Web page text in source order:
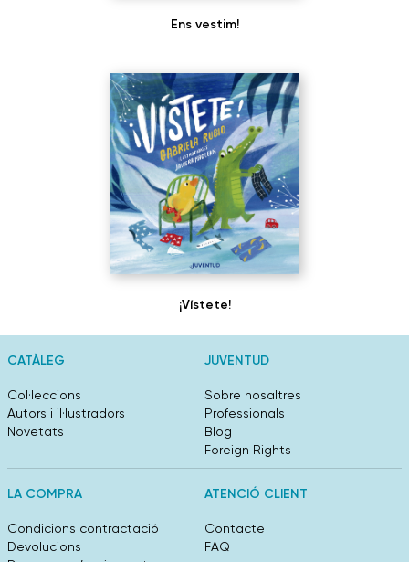
Ens vestim!
¡Vístete!
CATÀLEG
Col·leccions
Autors i il·lustradors
Novetats
JUVENTUD
Sobre nosaltres
Professionals
Blog
Foreign Rights
LA COMPRA
Condicions contractació
Devolucions
ATENCIÓ CLIENT
Contacte
FAQ